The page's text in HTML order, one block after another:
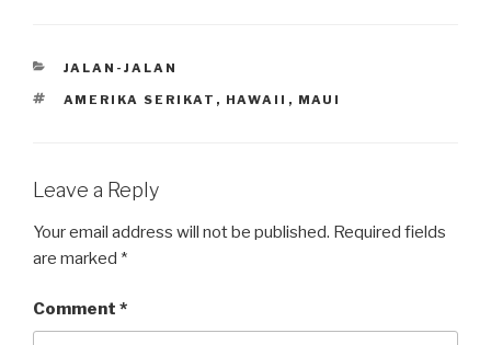
CATEGORIES
JALAN-JALAN
TAGS
AMERIKA SERIKAT , HAWAII , MAUI
Leave a Reply
Your email address will not be published. Required fields
are marked *
Comment *